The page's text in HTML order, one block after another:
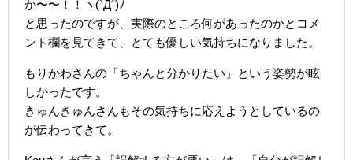
か〜〜！！ヽ(`Д´)ﾉ
と思ったのですが、実際のところ何があったのかとコメ
ント欄を見てきて、とても優しい気持ちになりました。
もりかわさんの「ちゃんと分かりたい」という姿勢が眩
しかったです。
きゅんきゅんさんもその気持ちに応えようとしているの
が伝わってきて。